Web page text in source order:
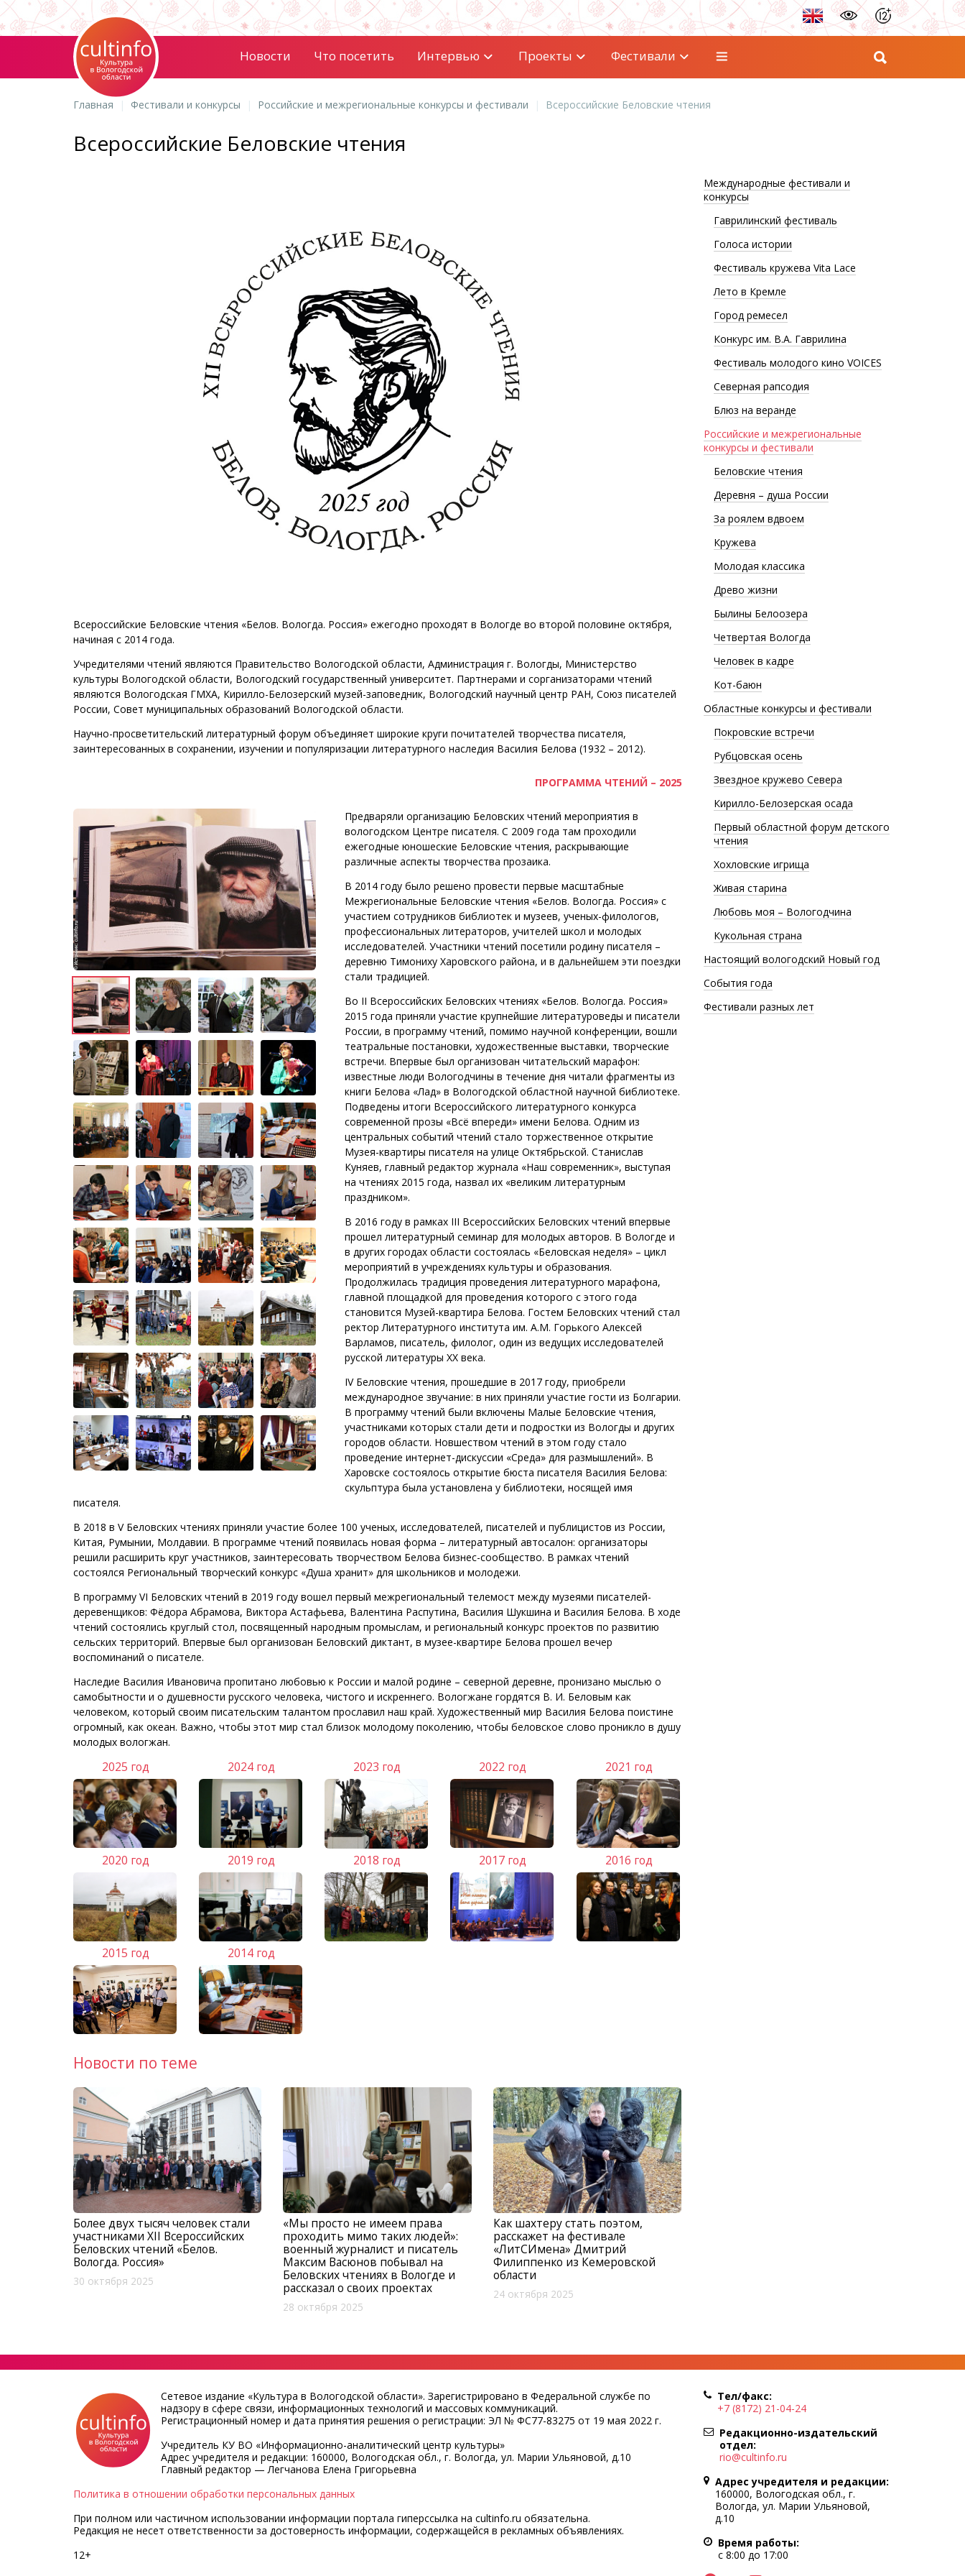
Новости Что посетить Интервью Проекты Фестивали
Главная Фестивали и конкурсы Российские и межрегиональные конкурсы и фестивали Всероссийские Беловские чтения
Всероссийские Беловские чтения
Всероссийские Беловские чтения «Белов. Вологда. Россия» ежегодно проходят в Вологде во второй половине октября,
начиная с 2014 года.
Учредителями чтений являются Правительство Вологодской области, Администрация г. Вологды, Министерство
культуры Вологодской области, Вологодский государственный университет. Партнерами и сорганизаторами чтений
являются Вологодская ГМХА, Кирилло-Белозерский музей-заповедник, Вологодский научный центр РАН, Союз писателей
России, Совет муниципальных образований Вологодской области.
Научно-просветительский литературный форум объединяет широкие круги почитателей творчества писателя,
заинтересованных в сохранении, изучении и популяризации литературного наследия Василия Белова (1932 – 2012).
ПРОГРАММА ЧТЕНИЙ – 2025
Предваряли организацию Беловских чтений мероприятия в
вологодском Центре писателя. С 2009 года там проходили
ежегодные юношеские Беловские чтения, раскрывающие
различные аспекты творчества прозаика.
В 2014 году было решено провести первые масштабные
Межрегиональные Беловские чтения «Белов. Вологда. Россия» с
участием сотрудников библиотек и музеев, ученых-филологов,
профессиональных литераторов, учителей школ и молодых
исследователей. Участники чтений посетили родину писателя –
деревню Тимониху Харовского района, и в дальнейшем эти поездки
стали традицией.
Во II Всероссийских Беловских чтениях «Белов. Вологда. Россия»
2015 года приняли участие крупнейшие литературоведы и писатели
России, в программу чтений, помимо научной конференции, вошли
театральные постановки, художественные выставки, творческие
встречи. Впервые был организован читательский марафон:
известные люди Вологодчины в течение дня читали фрагменты из
книги Белова «Лад» в Вологодской областной научной библиотеке.
Подведены итоги Всероссийского литературного конкурса
современной прозы «Всё впереди» имени Белова. Одним из
центральных событий чтений стало торжественное открытие
Музея-квартиры писателя на улице Октябрьской. Станислав
Куняев, главный редактор журнала «Наш современник», выступая
на чтениях 2015 года, назвал их «великим литературным
праздником».
В 2016 году в рамках III Всероссийских Беловских чтений впервые
прошел литературный семинар для молодых авторов. В Вологде и
в других городах области состоялась «Беловская неделя» – цикл
мероприятий в учреждениях культуры и образования.
Продолжилась традиция проведения литературного марафона,
главной площадкой для проведения которого с этого года
становится Музей-квартира Белова. Гостем Беловских чтений стал
ректор Литературного института им. А.М. Горького Алексей
Варламов, писатель, филолог, один из ведущих исследователей
русской литературы XX века.
IV Беловские чтения, прошедшие в 2017 году, приобрели
международное звучание: в них приняли участие гости из Болгарии.
В программу чтений были включены Малые Беловские чтения,
участниками которых стали дети и подростки из Вологды и других
городов области. Новшеством чтений в этом году стало
проведение интернет-дискуссии «Среда» для размышлений». В
Харовске состоялось открытие бюста писателя Василия Белова:
скульптура была установлена у библиотеки, носящей имя
писателя.
В 2018 в V Беловских чтениях приняли участие более 100 ученых, исследователей, писателей и публицистов из России,
Китая, Румынии, Молдавии. В программе чтений появилась новая форма – литературный автосалон: организаторы
решили расширить круг участников, заинтересовать творчеством Белова бизнес-сообщество. В рамках чтений
состоялся Региональный творческий конкурс «Душа хранит» для школьников и молодежи.
В программу VI Беловских чтений в 2019 году вошел первый межрегиональный телемост между музеями писателей-
деревенщиков: Фёдора Абрамова, Виктора Астафьева, Валентина Распутина, Василия Шукшина и Василия Белова. В ходе
чтений состоялись круглый стол, посвященный народным промыслам, и региональный конкурс проектов по развитию
сельских территорий. Впервые был организован Беловский диктант, в музее-квартире Белова прошел вечер
воспоминаний о писателе.
Наследие Василия Ивановича пропитано любовью к России и малой родине – северной деревне, пронизано мыслью о
самобытности и о душевности русского человека, чистого и искреннего. Вологжане гордятся В. И. Беловым как
человеком, который своим писательским талантом прославил наш край. Художественный мир Василия Белова поистине
огромный, как океан. Важно, чтобы этот мир стал близок молодому поколению, чтобы беловское слово проникло в душу
молодых вологжан.
2025 год 2024 год 2023 год 2022 год 2021 год
2020 год 2019 год 2018 год 2017 год 2016 год
2015 год 2014 год
Новости по теме
Более двух тысяч человек стали
участниками XII Всероссийских
Беловских чтений «Белов.
Вологда. Россия»
30 октября 2025
«Мы просто не имеем права
проходить мимо таких людей»:
военный журналист и писатель
Максим Васюнов побывал на
Беловских чтениях в Вологде и
рассказал о своих проектах
28 октября 2025
Как шахтеру стать поэтом,
расскажет на фестивале
«ЛитСИмена» Дмитрий
Филиппенко из Кемеровской
области
24 октября 2025
Международные фестивали и
конкурсы
Гаврилинский фестиваль
Голоса истории
Фестиваль кружева Vita Lace
Лето в Кремле
Город ремесел
Конкурс им. В.А. Гаврилина
Фестиваль молодого кино VOICES
Северная рапсодия
Блюз на веранде
Российские и межрегиональные
конкурсы и фестивали
Беловские чтения
Деревня – душа России
За роялем вдвоем
Кружева
Молодая классика
Древо жизни
Былины Белоозера
Четвертая Вологда
Человек в кадре
Кот-баюн
Областные конкурсы и фестивали
Покровские встречи
Рубцовская осень
Звездное кружево Севера
Кирилло-Белозерская осада
Первый областной форум детского
чтения
Хохловские игрища
Живая старина
Любовь моя – Вологодчина
Кукольная страна
Настоящий вологодский Новый год
События года
Фестивали разных лет
Сетевое издание «Культура в Вологодской области». Зарегистрировано в Федеральной службе по
надзору в сфере связи, информационных технологий и массовых коммуникаций.
Регистрационный номер и дата принятия решения о регистрации: ЭЛ № ФС77-83275 от 19 мая 2022 г.
Учредитель КУ ВО «Информационно-аналитический центр культуры»
Адрес учредителя и редакции: 160000, Вологодская обл., г. Вологда, ул. Марии Ульяновой, д.10
Главный редактор — Легчанова Елена Григорьевна
Политика в отношении обработки персональных данных
При полном или частичном использовании информации портала гиперссылка на cultinfo.ru обязательна.
Редакция не несет ответственности за достоверность информации, содержащейся в рекламных объявлениях.
12+
Тел/факс:
+7 (8172) 21-04-24
Редакционно-издательский
отдел:
rio@cultinfo.ru
Адрес учредителя и редакции:
160000, Вологодская обл., г.
Вологда, ул. Марии Ульяновой,
д.10
Время работы:
с 8:00 до 17:00